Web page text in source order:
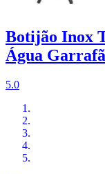
Botijão Inox
Água
5.0